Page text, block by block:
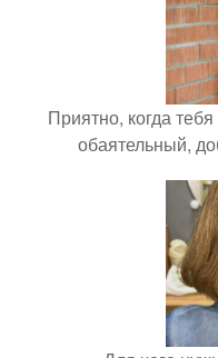
Приятно, когда
обаятельный,